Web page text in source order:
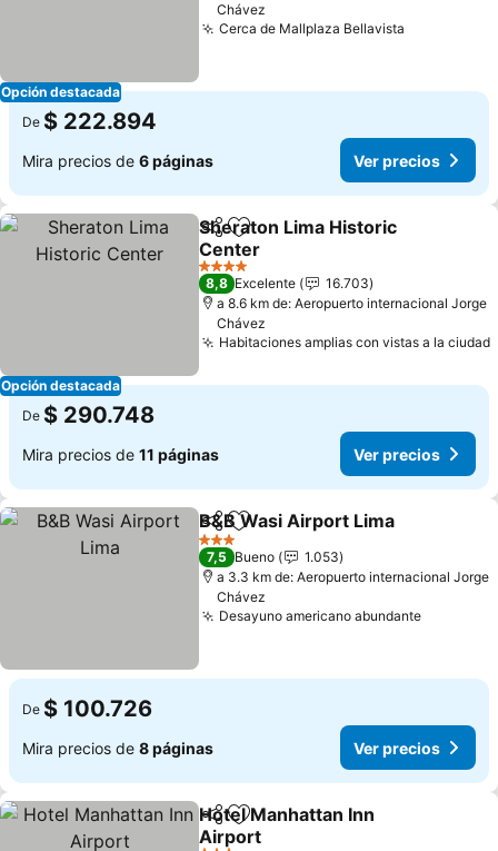
Opción destacada
Chávez
Cerca de Mallplaza Bellavista
De $ 222.894
Mira precios de 6 páginas Ver precios
Opción destacada
CompartirAgregar a favoritos
Sheraton Lima Historic
Center
4 Estrellas
8,8 Excelente
16.703
a 8.6 km de: Aeropuerto internacional Jorge
Chávez
Habitaciones amplias con vistas a la ciudad
De $ 290.748
Mira precios de 11 páginas Ver precios
CompartirAgregar a favoritos
B&B Wasi Airport Lima
3 Estrellas
7,5 Bueno
1.053
a 3.3 km de: Aeropuerto internacional Jorge
Chávez
Desayuno americano abundante
De $ 100.726
Mira precios de 8 páginas Ver precios
CompartirAgregar a favoritos
Hotel Manhattan Inn
Airport